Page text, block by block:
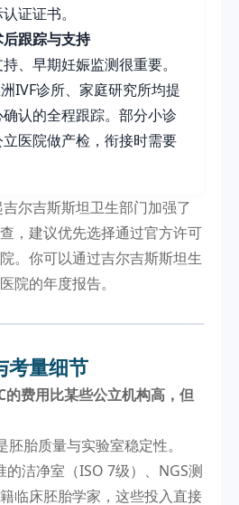
证证书。
跟踪与支持
、早期妊娠监测很重要。
IVF诊所、家庭研究所均提
认的全程跟踪。部分小诊
医院做产检，衔接时需要
尔吉斯斯坦卫生部门加强了
，建议优先选择通过官方许可
。你可以通过吉尔吉斯斯坦生
院的年度报告。
考量细节
的费用比某些公立机构高，但
胎质量与实验室稳定性。
洁净室（ISO 7级）、NGS测
临床胚胎学家，这些投入直接